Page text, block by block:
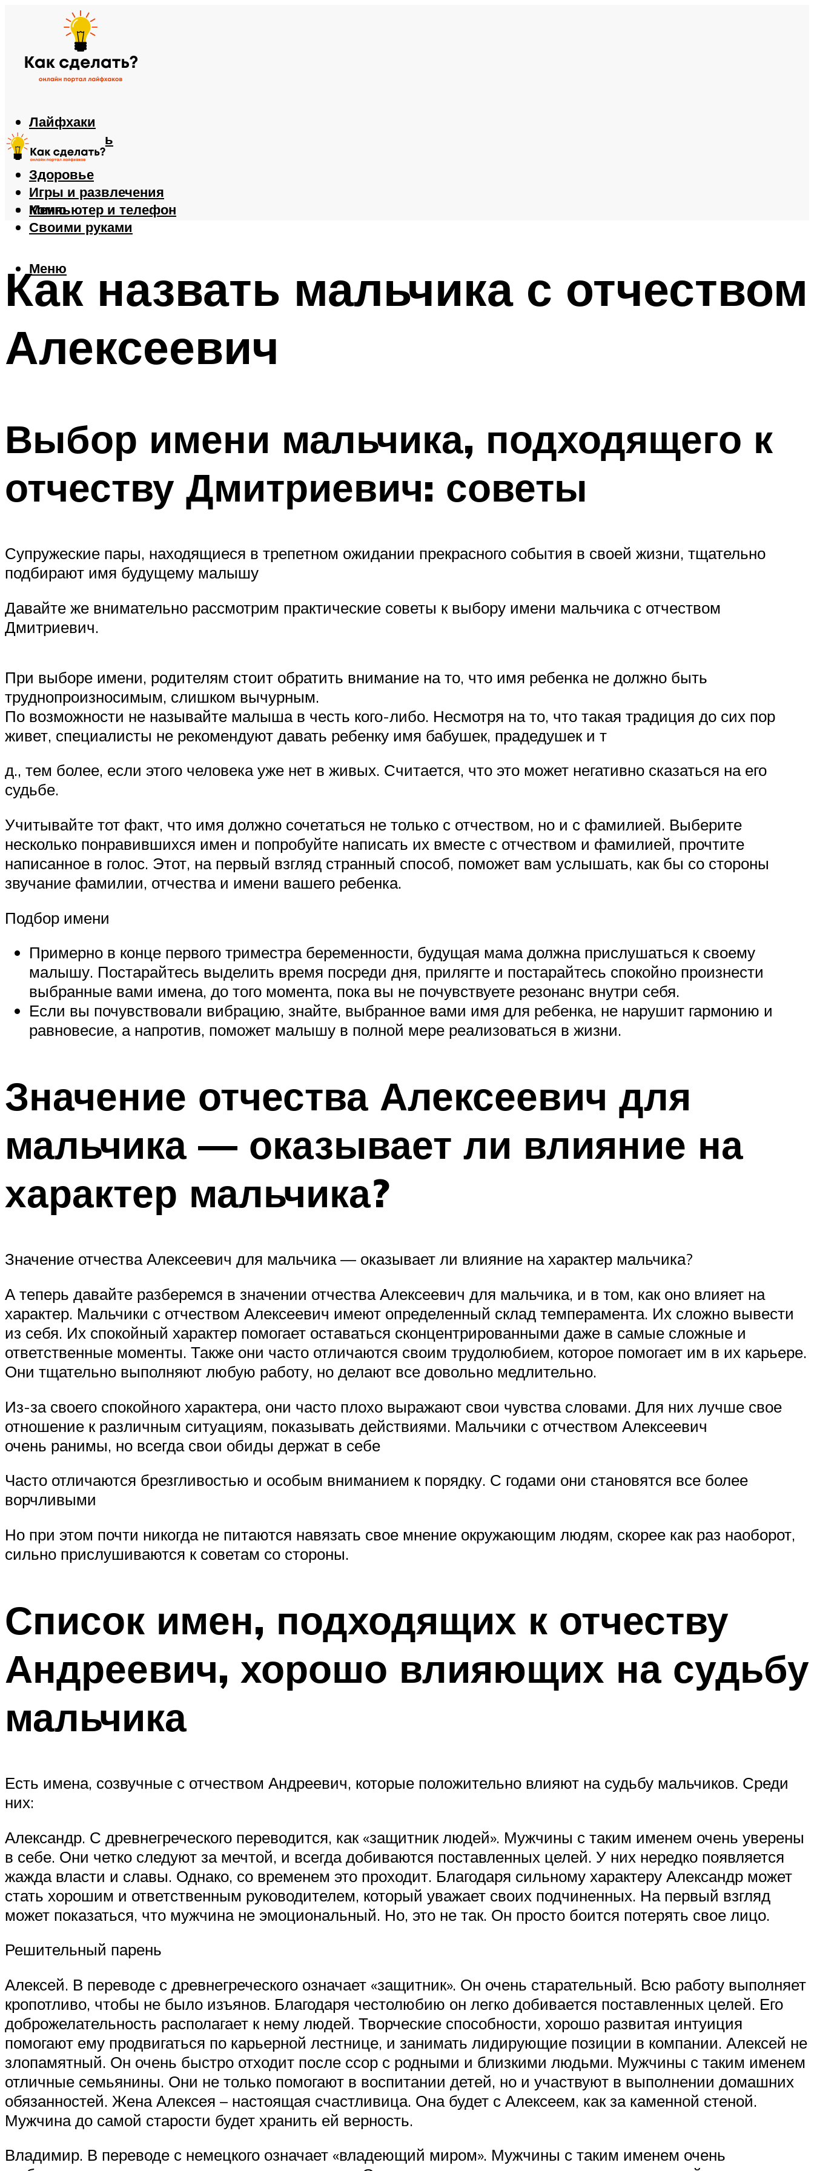
Лайфхаки
Автомобиль
Еда
Здоровье
Игры и развлечения
Компьютер и телефон
Своими руками
Меню
Меню
Как назвать мальчика с отчеством
Алексеевич
Выбор имени мальчика, подходящего к
отчеству Дмитриевич: советы
Супружеские пары, находящиеся в трепетном ожидании прекрасного события в своей жизни, тщательно
подбирают имя будущему малышу
Давайте же внимательно рассмотрим практические советы к выбору имени мальчика с отчеством
Дмитриевич.
При выборе имени, родителям стоит обратить внимание на то, что имя ребенка не должно быть
труднопроизносимым, слишком вычурным.
По возможности не называйте малыша в честь кого-либо. Несмотря на то, что такая традиция до сих пор
живет, специалисты не рекомендуют давать ребенку имя бабушек, прадедушек и т
д., тем более, если этого человека уже нет в живых. Считается, что это может негативно сказаться на его
судьбе.
Учитывайте тот факт, что имя должно сочетаться не только с отчеством, но и с фамилией. Выберите
несколько понравившихся имен и попробуйте написать их вместе с отчеством и фамилией, прочтите
написанное в голос. Этот, на первый взгляд странный способ, поможет вам услышать, как бы со стороны
звучание фамилии, отчества и имени вашего ребенка.
Подбор имени
Примерно в конце первого триместра беременности, будущая мама должна прислушаться к своему
малышу. Постарайтесь выделить время посреди дня, прилягте и постарайтесь спокойно произнести
выбранные вами имена, до того момента, пока вы не почувствуете резонанс внутри себя.
Если вы почувствовали вибрацию, знайте, выбранное вами имя для ребенка, не нарушит гармонию и
равновесие, а напротив, поможет малышу в полной мере реализоваться в жизни.
Значение отчества Алексеевич для
мальчика — оказывает ли влияние на
характер мальчика?
Значение отчества Алексеевич для мальчика — оказывает ли влияние на характер мальчика?
А теперь давайте разберемся в значении отчества Алексеевич для мальчика, и в том, как оно влияет на
характер. Мальчики с отчеством Алексеевич имеют определенный склад темперамента. Их сложно вывести
из себя. Их спокойный характер помогает оставаться сконцентрированными даже в самые сложные и
ответственные моменты. Также они часто отличаются своим трудолюбием, которое помогает им в их карьере.
Они тщательно выполняют любую работу, но делают все довольно медлительно.
Из-за своего спокойного характера, они часто плохо выражают свои чувства словами. Для них лучше свое
отношение к различным ситуациям, показывать действиями. Мальчики с отчеством Алексеевич
очень ранимы, но всегда свои обиды держат в себе
Часто отличаются брезгливостью и особым вниманием к порядку. С годами они становятся все более
ворчливыми
Но при этом почти никогда не питаются навязать свое мнение окружающим людям, скорее как раз наоборот,
сильно прислушиваются к советам со стороны.
Список имен, подходящих к отчеству
Андреевич, хорошо влияющих на судьбу
мальчика
Есть имена, созвучные с отчеством Андреевич, которые положительно влияют на судьбу мальчиков. Среди
них:
Александр. С древнегреческого переводится, как «защитник людей». Мужчины с таким именем очень уверены
в себе. Они четко следуют за мечтой, и всегда добиваются поставленных целей. У них нередко появляется
жажда власти и славы. Однако, со временем это проходит. Благодаря сильному характеру Александр может
стать хорошим и ответственным руководителем, который уважает своих подчиненных. На первый взгляд
может показаться, что мужчина не эмоциональный. Но, это не так. Он просто боится потерять свое лицо.
Решительный парень
Алексей. В переводе с древнегреческого означает «защитник». Он очень старательный. Всю работу выполняет
кропотливо, чтобы не было изъянов. Благодаря честолюбию он легко добивается поставленных целей. Его
доброжелательность располагает к нему людей. Творческие способности, хорошо развитая интуиция
помогают ему продвигаться по карьерной лестнице, и занимать лидирующие позиции в компании. Алексей не
злопамятный. Он очень быстро отходит после ссор с родными и близкими людьми. Мужчины с таким именем
отличные семьянины. Они не только помогают в воспитании детей, но и участвуют в выполнении домашних
обязанностей. Жена Алексея – настоящая счастливица. Она будет с Алексеем, как за каменной стеной.
Мужчина до самой старости будет хранить ей верность.
Владимир. В переводе с немецкого означает «владеющий миром». Мужчины с таким именем очень